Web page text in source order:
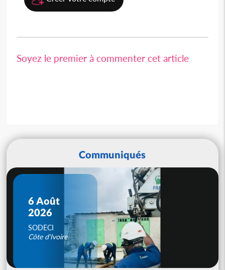
Soyez le premier à commenter cet article
Communiqués
6 Août
2026
SODECI
Côte d'Ivoire